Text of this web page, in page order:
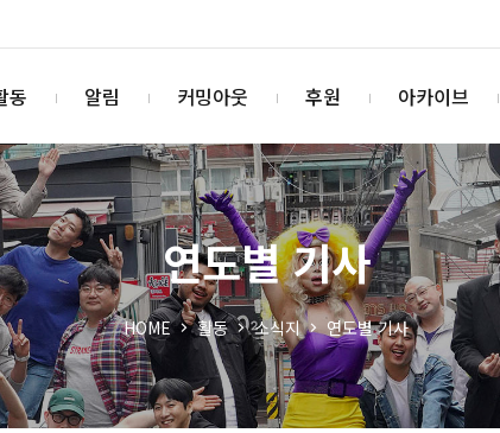
동 알림 커밍아웃 후원 아카이브
연도별 기사
HOME 활동 소식지 연도별 기사